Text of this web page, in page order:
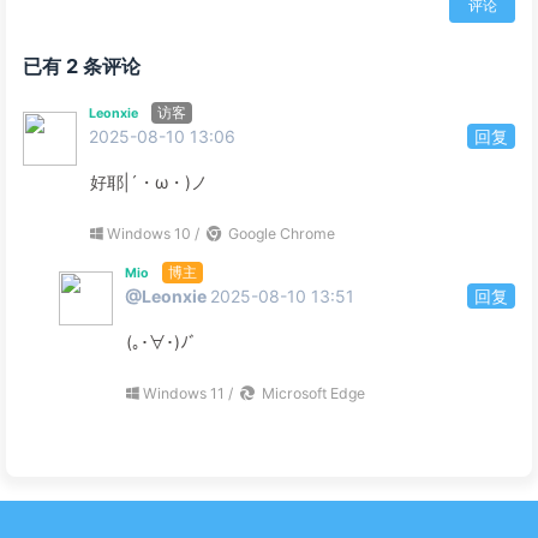
评论
已有 2 条评论
Leonxie 访客
2025-08-10 13:06 回复
好耶|´・ω・)ノ
Windows 10 / Google Chrome
Mio 博主
@Leonxie 2025-08-10 13:51 回复
(｡･∀･)ﾉﾞ
Windows 11 / Microsoft Edge